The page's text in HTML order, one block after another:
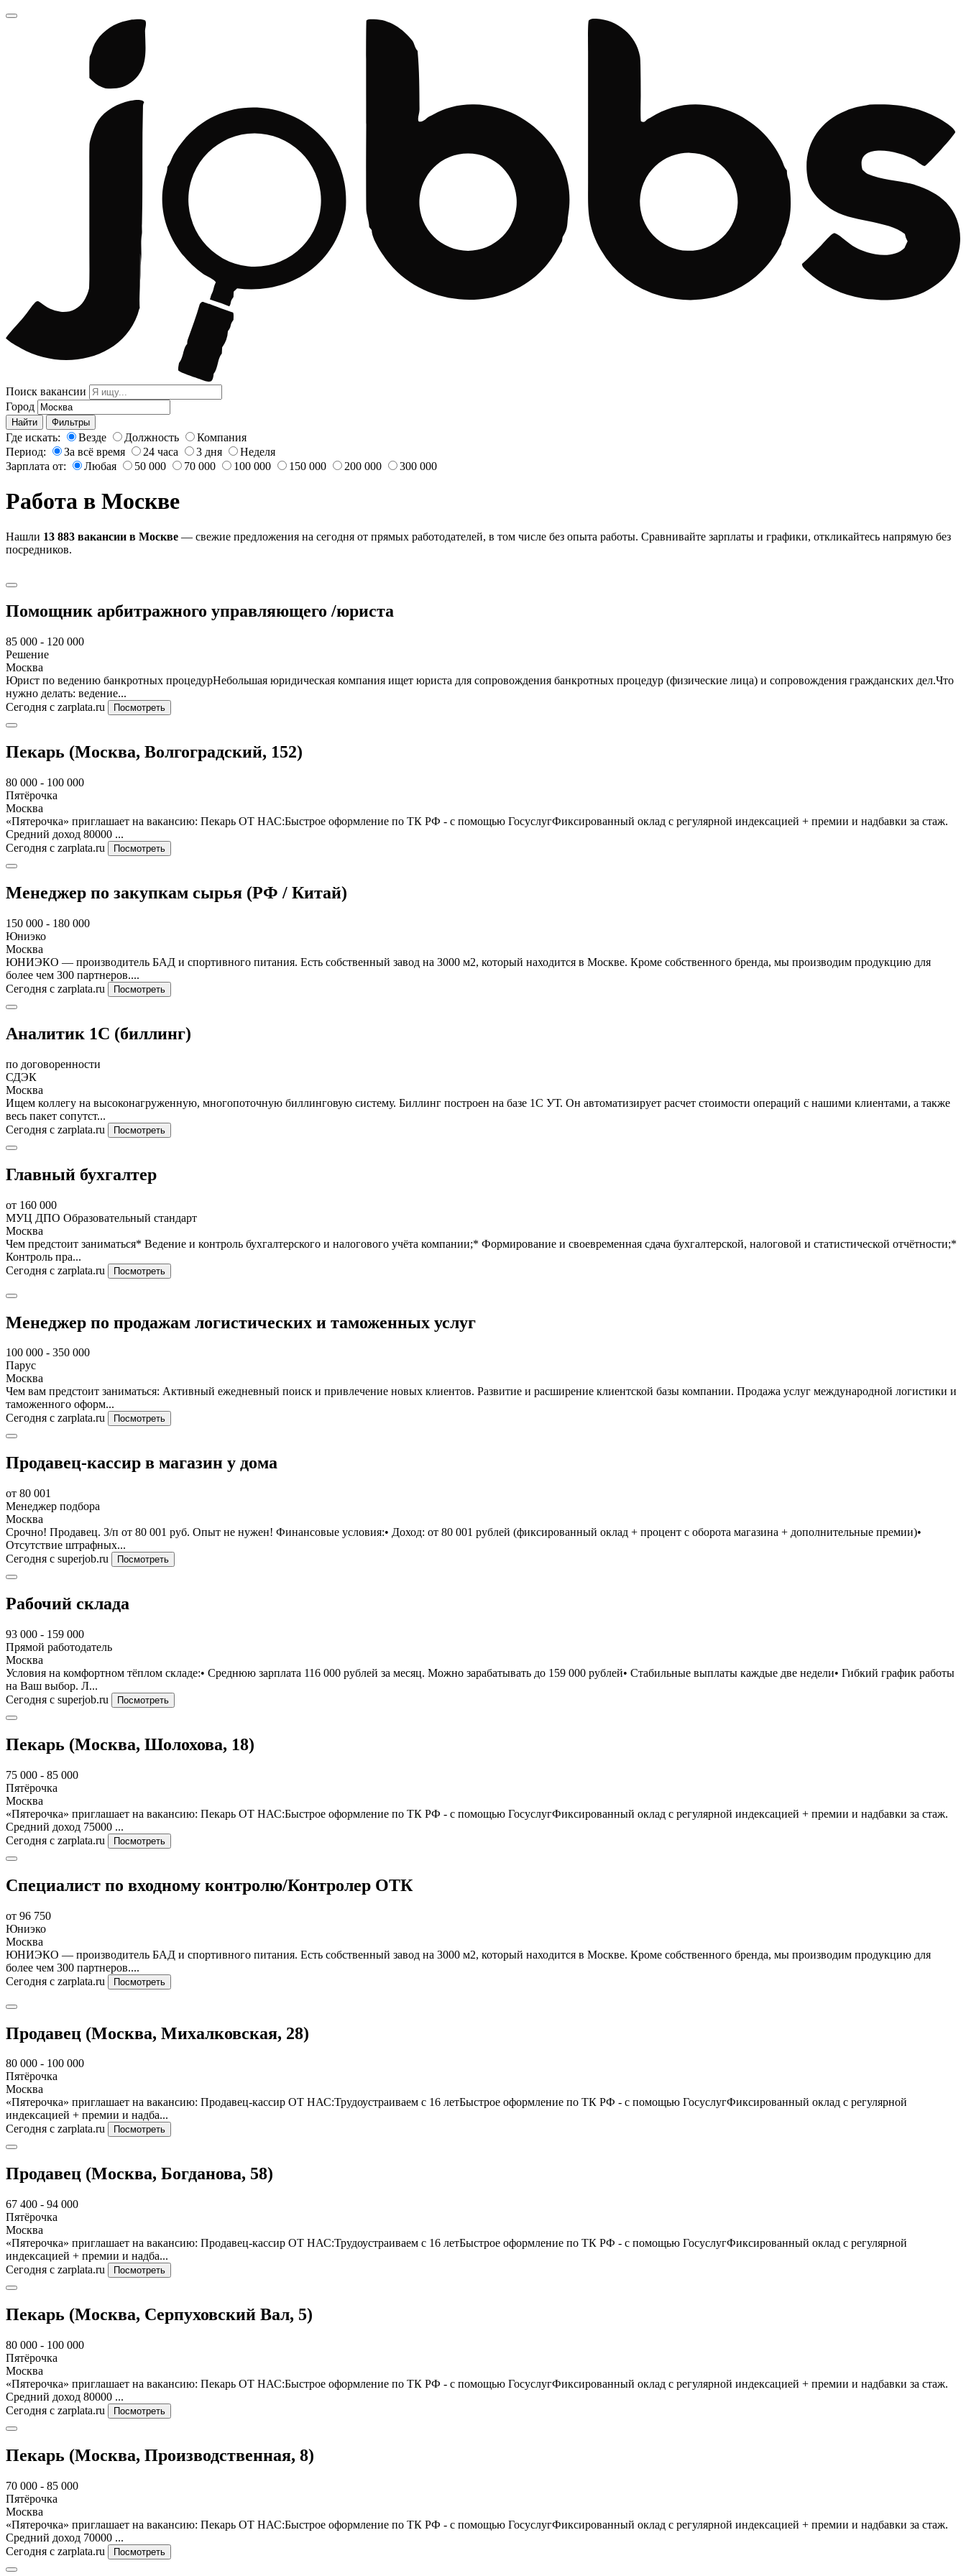
Поиск вакансии
Город
Найти Фильтры
Где искать: Везде Должность
Компания
Период:
За всё время 24 часа 3 дня
Неделя
Зарплата от:
Любая 50 000 70 000 100 000 150 000 200 000 300 000
Работа в Москве
Нашли 13 883 вакансии в Москве — свежие предложения на сегодня от прямых работодателей, в том числе без опыта работы. Сравнивайте зарплаты и графики, откликайтесь напрямую без
посредников.
Помощник арбитражного управляющего /юриста
85 000 - 120 000
Решение
Москва
Юрист по ведению банкротных процедурНебольшая юридическая компания ищет юриста для сопровождения банкротных процедур (физические лица) и сопровождения гражданских дел.Что
нужно делать: ведение...
Сегодня с zarplata.ru Посмотреть
Пекарь (Москва, Волгоградский, 152)
80 000 - 100 000
Пятёрочка
Москва
«Пятерочка» приглашает на вакансию: Пекарь ОТ НАС:Быстрое оформление по ТК РФ - с помощью ГосуслугФиксированный оклад с регулярной индексацией + премии и надбавки за стаж.
Средний доход 80000 ...
Сегодня с zarplata.ru Посмотреть
Менеджер по закупкам сырья (РФ / Китай)
150 000 - 180 000
Юниэко
Москва
ЮНИЭКО — производитель БАД и спортивного питания. Есть собственный завод на 3000 м2, который находится в Москве. Кроме собственного бренда, мы производим продукцию для
более чем 300 партнеров....
Сегодня с zarplata.ru Посмотреть
Аналитик 1С (биллинг)
по договоренности
СДЭК
Москва
Ищем коллегу на высоконагруженную, многопоточную биллинговую систему. Биллинг построен на базе 1С УТ. Он автоматизирует расчет стоимости операций с нашими клиентами, а также
весь пакет сопутст...
Сегодня с zarplata.ru Посмотреть
Главный бухгалтер
от 160 000
МУЦ ДПО Образовательный стандарт
Москва
Чем предстоит заниматься* Ведение и контроль бухгалтерского и налогового учёта компании;* Формирование и своевременная сдача бухгалтерской, налоговой и статистической отчётности;*
Контроль пра...
Сегодня с zarplata.ru Посмотреть
Менеджер по продажам логистических и таможенных услуг
100 000 - 350 000
Парус
Москва
Чем вам предстоит заниматься: Активный ежедневный поиск и привлечение новых клиентов. Развитие и расширение клиентской базы компании. Продажа услуг международной логистики и
таможенного оформ...
Сегодня с zarplata.ru Посмотреть
Продавец-кассир в магазин у дома
от 80 001
Менеджер подбора
Москва
Срочно! Продавец. З/п от 80 001 руб. Опыт не нужен! Финансовые условия:• Доход: от 80 001 рублей (фиксированный оклад + процент с оборота магазина + дополнительные премии)•
Отсутствие штрафных...
Сегодня с superjob.ru Посмотреть
Рабочий склада
93 000 - 159 000
Прямой работодатель
Москва
Условия на комфортном тёплом складе:• Среднюю зарплата 116 000 рублей за месяц. Можно зарабатывать до 159 000 рублей• Стабильные выплаты каждые две недели• Гибкий график работы
на Ваш выбор. Л...
Сегодня с superjob.ru Посмотреть
Пекарь (Москва, Шолохова, 18)
75 000 - 85 000
Пятёрочка
Москва
«Пятерочка» приглашает на вакансию: Пекарь ОТ НАС:Быстрое оформление по ТК РФ - с помощью ГосуслугФиксированный оклад с регулярной индексацией + премии и надбавки за стаж.
Средний доход 75000 ...
Сегодня с zarplata.ru Посмотреть
Специалист по входному контролю/Контролер ОТК
от 96 750
Юниэко
Москва
ЮНИЭКО — производитель БАД и спортивного питания. Есть собственный завод на 3000 м2, который находится в Москве. Кроме собственного бренда, мы производим продукцию для
более чем 300 партнеров....
Сегодня с zarplata.ru Посмотреть
Продавец (Москва, Михалковская, 28)
80 000 - 100 000
Пятёрочка
Москва
«Пятерочка» приглашает на вакансию: Продавец-кассир ОТ НАС:Трудоустраиваем с 16 летБыстрое оформление по ТК РФ - с помощью ГосуслугФиксированный оклад с регулярной
индексацией + премии и надба...
Сегодня с zarplata.ru Посмотреть
Продавец (Москва, Богданова, 58)
67 400 - 94 000
Пятёрочка
Москва
«Пятерочка» приглашает на вакансию: Продавец-кассир ОТ НАС:Трудоустраиваем с 16 летБыстрое оформление по ТК РФ - с помощью ГосуслугФиксированный оклад с регулярной
индексацией + премии и надба...
Сегодня с zarplata.ru Посмотреть
Пекарь (Москва, Серпуховский Вал, 5)
80 000 - 100 000
Пятёрочка
Москва
«Пятерочка» приглашает на вакансию: Пекарь ОТ НАС:Быстрое оформление по ТК РФ - с помощью ГосуслугФиксированный оклад с регулярной индексацией + премии и надбавки за стаж.
Средний доход 80000 ...
Сегодня с zarplata.ru Посмотреть
Пекарь (Москва, Производственная, 8)
70 000 - 85 000
Пятёрочка
Москва
«Пятерочка» приглашает на вакансию: Пекарь ОТ НАС:Быстрое оформление по ТК РФ - с помощью ГосуслугФиксированный оклад с регулярной индексацией + премии и надбавки за стаж.
Средний доход 70000 ...
Сегодня с zarplata.ru Посмотреть